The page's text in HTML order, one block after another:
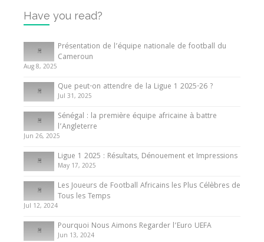
Internationales
Tout ce que vous devez savoir sur la Coupe
d’Afrique des Nations
10 May 2024
Internationales
Présentation de l’équipe nationale de football
du Cameroun
8 August 2025
Have you read?
Présentation de l’équipe nationale de football du
Cameroun
Aug 8, 2025
Que peut-on attendre de la Ligue 1 2025-26 ?
Jul 31, 2025
Sénégal : la première équipe africaine à battre
l’Angleterre
Jun 26, 2025
Ligue 1 2025 : Résultats, Dénouement et Impressions
May 17, 2025
Les Joueurs de Football Africains les Plus Célèbres de
Tous les Temps
Jul 12, 2024
Pourquoi Nous Aimons Regarder l’Euro UEFA
Jun 13, 2024